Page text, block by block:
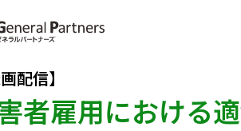
配信】
者雇用における